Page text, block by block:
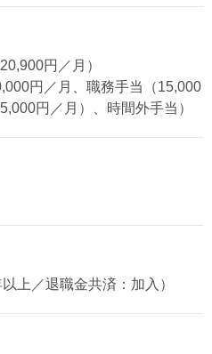
円／月）
円／月、職務手当（15,000
円／月）、時間外手当）
上／退職金共済：加入）